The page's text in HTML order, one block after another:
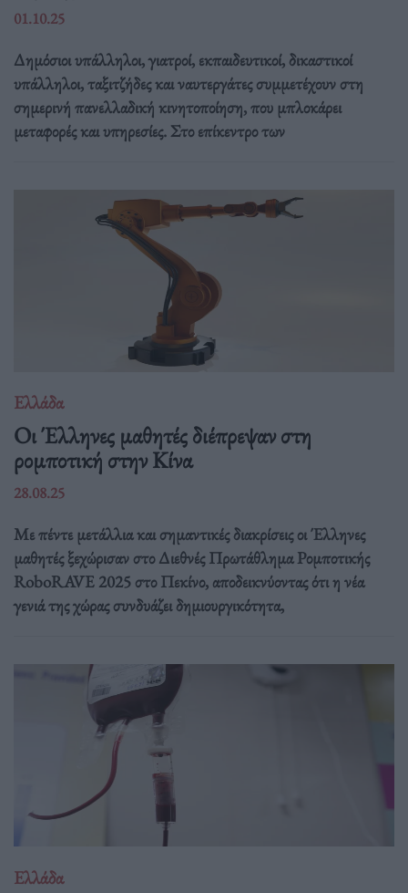
01.10.25
Δημόσιοι υπάλληλοι, γιατροί, εκπαιδευτικοί, δικαστικοί
υπάλληλοι, ταξιτζήδες και ναυτεργάτες συμμετέχουν στη
σημερινή πανελλαδική κινητοποίηση, που μπλοκάρει
μεταφορές και υπηρεσίες. Στο επίκεντρο των
Ελλάδα
Οι Έλληνες μαθητές διέπρεψαν στη
ρομποτική στην Κίνα
28.08.25
Με πέντε μετάλλια και σημαντικές διακρίσεις οι Έλληνες
μαθητές ξεχώρισαν στο Διεθνές Πρωτάθλημα Ρομποτικής
RoboRAVE 2025 στο Πεκίνο, αποδεικνύοντας ότι η νέα
γενιά της χώρας συνδυάζει δημιουργικότητα,
Ελλάδα